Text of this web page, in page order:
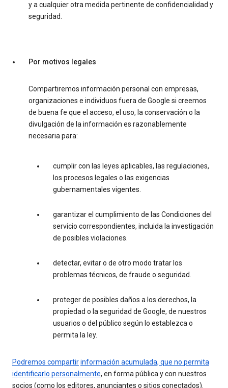
y a cualquier otra medida pertinente de confidencialidad y
seguridad.
Por motivos legales
Compartiremos información personal con empresas,
organizaciones e individuos fuera de Google si creemos
de buena fe que el acceso, el uso, la conservación o la
divulgación de la información es razonablemente
necesaria para:
cumplir con las leyes aplicables, las regulaciones,
los procesos legales o las exigencias
gubernamentales vigentes.
garantizar el cumplimiento de las Condiciones del
servicio correspondientes, incluida la investigación
de posibles violaciones.
detectar, evitar o de otro modo tratar los
problemas técnicos, de fraude o seguridad.
proteger de posibles daños a los derechos, la
propiedad o la seguridad de Google, de nuestros
usuarios o del público según lo establezca o
permita la ley.
Podremos compartirinformación acumulada, que no permita
identificarlo personalmente, en forma pública y con nuestros
socios (como los editores, anunciantes o sitios conectados).